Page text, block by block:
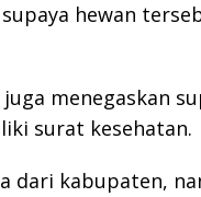
hewan
menegaskan
surat kesehatan.
dari kabupaten,